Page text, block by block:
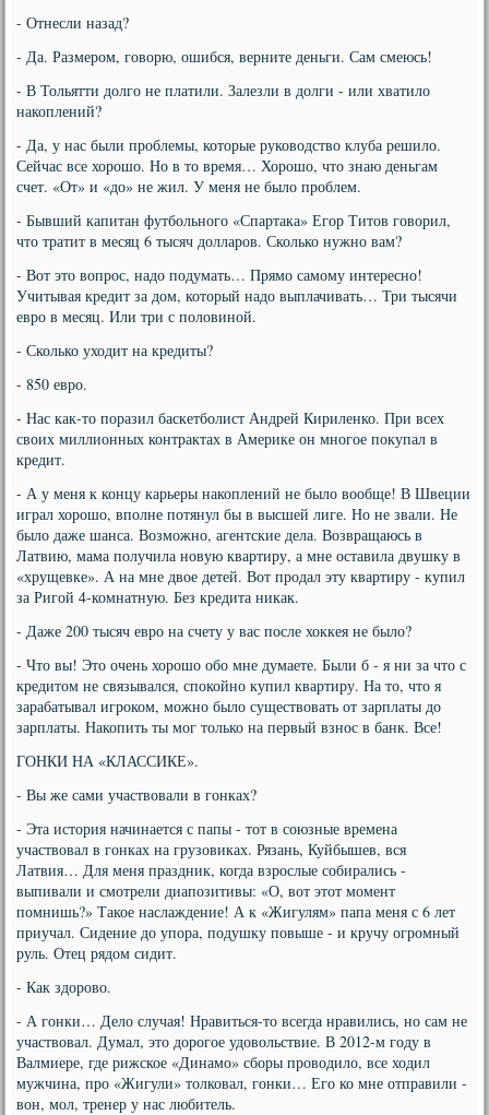
- Отнесли назад?
- Да. Размером, говорю, ошибся, верните деньги. Сам смеюсь!
- В Тольятти долго не платили. Залезли в долги - или хватило
накоплений?
- Да, у нас были проблемы, которые руководство клуба решило.
Сейчас все хорошо. Но в то время… Хорошо, что знаю деньгам
счет. «От» и «до» не жил. У меня не было проблем.
- Бывший капитан футбольного «Спартака» Егор Титов говорил,
что тратит в месяц 6 тысяч долларов. Сколько нужно вам?
- Вот это вопрос, надо подумать… Прямо самому интересно!
Учитывая кредит за дом, который надо выплачивать… Три тысячи
евро в месяц. Или три с половиной.
- Сколько уходит на кредиты?
- 850 евро.
- Нас как-то поразил баскетболист Андрей Кириленко. При всех
своих миллионных контрактах в Америке он многое покупал в
кредит.
- А у меня к концу карьеры накоплений не было вообще! В Швеции
играл хорошо, вполне потянул бы в высшей лиге. Но не звали. Не
было даже шанса. Возможно, агентские дела. Возвращаюсь в
Латвию, мама получила новую квартиру, а мне оставила двушку в
«хрущевке». А на мне двое детей. Вот продал эту квартиру - купил
за Ригой 4-комнатную. Без кредита никак.
- Даже 200 тысяч евро на счету у вас после хоккея не было?
- Что вы! Это очень хорошо обо мне думаете. Были б - я ни за что с
кредитом не связывался, спокойно купил квартиру. На то, что я
зарабатывал игроком, можно было существовать от зарплаты до
зарплаты. Накопить ты мог только на первый взнос в банк. Все!
ГОНКИ НА «КЛАССИКЕ».
- Вы же сами участвовали в гонках?
- Эта история начинается с папы - тот в союзные времена
участвовал в гонках на грузовиках. Рязань, Куйбышев, вся
Латвия… Для меня праздник, когда взрослые собирались -
выпивали и смотрели диапозитивы: «О, вот этот момент
помнишь?» Такое наслаждение! А к «Жигулям» папа меня с 6 лет
приучал. Сидение до упора, подушку повыше - и кручу огромный
руль. Отец рядом сидит.
- Как здорово.
- А гонки… Дело случая! Нравиться-то всегда нравились, но сам не
участвовал. Думал, это дорогое удовольствие. В 2012-м году в
Валмиере, где рижское «Динамо» сборы проводило, все ходил
мужчина, про «Жигули» толковал, гонки… Его ко мне отправили -
вон, мол, тренер у нас любитель.